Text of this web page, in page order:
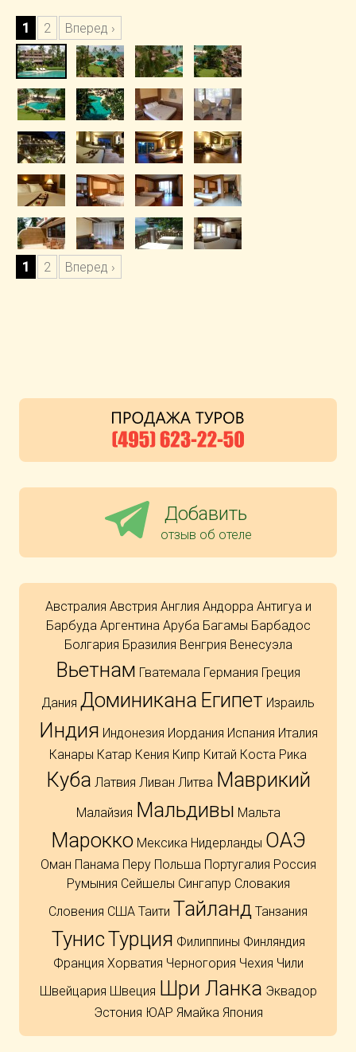
1 2 Вперед ›
1 2 Вперед ›
Добавить
отзыв об отеле
Австралия Австрия Англия Андорра Антигуа и
Барбуда Аргентина Аруба Багамы Барбадос
Болгария Бразилия Венгрия Венесуэла
Вьетнам Гватемала Германия Греция
Дания Доминикана Египет Израиль
Индия Индонезия Иордания Испания Италия
Канары Катар Кения Кипр Китай Коста Рика
Куба Латвия Ливан Литва Маврикий
Малайзия Мальдивы Мальта
Марокко Мексика Нидерланды ОАЭ
Оман Панама Перу Польша Португалия Россия
Румыния Сейшелы Сингапур Словакия
Словения США Таити Тайланд Танзания
ТунисТурция Филиппины Финляндия
Франция Хорватия Черногория Чехия Чили
Швейцария Швеция Шри Ланка Эквадор
Эстония ЮАР Ямайка Япония